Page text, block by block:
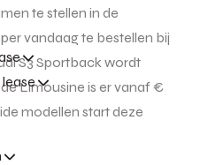
te stellen in de
vandaag te bestellen bij
S3 Sportback wordt
Limousine is er vanaf €
modellen start deze